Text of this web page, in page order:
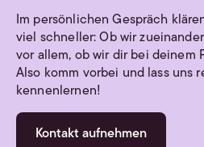
Im persönlichen Gespräch
viel schneller: Ob wir
vor allem, ob wir dir bei deinem
Also komm vorbei und lass uns
kennenlernen!
Kontakt aufnehmen